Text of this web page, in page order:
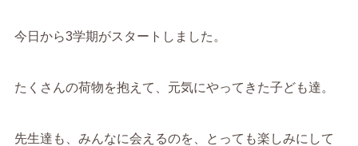
今日から3学期がスタートしました。
たくさんの荷物を抱えて、元気にやってきた子ども達。
先生達も、みんなに会えるのを、とっても楽しみにして